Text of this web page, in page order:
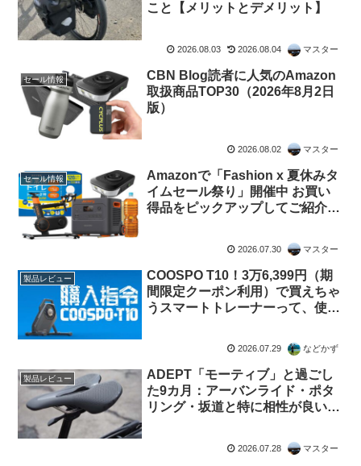
こと【メリットとデメリット】
2026.08.03 2026.08.04 マスター
セール情報
CBN Blog読者に人気のAmazon
取扱商品TOP30（2026年8月2日
版）
2026.08.02 マスター
セール情報
Amazonで「Fashion x 夏休みタ
イムセール祭り」開催中 お買い
得品をピックアップしてご紹介し
2026.07.30 マスター
製品レビュー
COOSPO T10！3万6,399円（期
間限定クーポン利用）で買えちゃ
うスマートトレーナーって、使い
2026.07.29 などかず
製品レビュー
ADEPT「モーティブ」と過ごし
た9カ月：アーバンライド・ポタ
リング・坂道と特に相性が良いシ
2026.07.28 マスター